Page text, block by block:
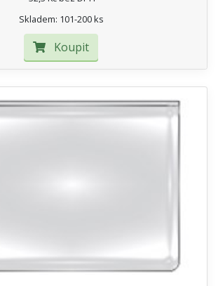
Skladem: 101-200 ks
Koupit